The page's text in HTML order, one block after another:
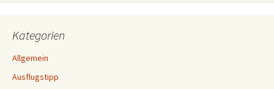
Kategorien
Allgemein
Ausflugstipp